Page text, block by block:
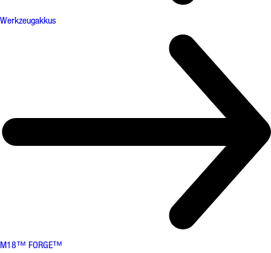
Werkzeugakkus
M18™ FORGE™